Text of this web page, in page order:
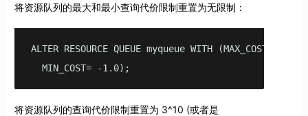
将资源队列的最大和最小查询代价限制重置为无限制：
ALTER RESOURCE QUEUE myqueue WITH (MAX_COST=-1.0,
  MIN_COST= -1.0);
将资源队列的查询代价限制重置为 3^10 (或者是